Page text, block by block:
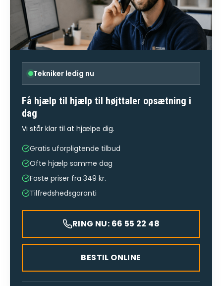
Tekniker ledig nu
Få hjælp til hjælp til højttaler opsætning i
dag
Vi står klar til at hjælpe dig.
Gratis uforpligtende tilbud
Ofte hjælp samme dag
Faste priser fra 349 kr.
Tilfredshedsgaranti
RING NU: 66 55 22 48
BESTIL ONLINE